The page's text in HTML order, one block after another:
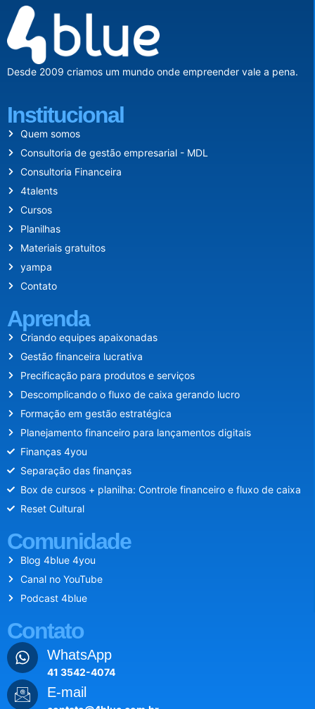
Desde 2009 criamos um mundo onde empreender vale a pena.
Institucional
Quem somos
Consultoria de gestão empresarial - MDL
Consultoria Financeira
4talents
Cursos
Planilhas
Materiais gratuitos
yampa
Contato
Aprenda
Criando equipes apaixonadas
Gestão financeira lucrativa
Precificação para produtos e serviços
Descomplicando o fluxo de caixa gerando lucro
Formação em gestão estratégica
Planejamento financeiro para lançamentos digitais
Finanças 4you
Separação das finanças
Box de cursos + planilha: Controle financeiro e fluxo de caixa
Reset Cultural
Comunidade
Blog 4blue 4you
Canal no YouTube
Podcast 4blue
Contato
WhatsApp
41 3542-4074
E-mail